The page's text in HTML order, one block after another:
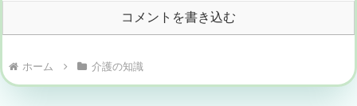
コメントを書き込む
ホーム 介護の知識